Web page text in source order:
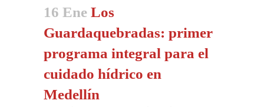
16 Ene Los
Guardaquebradas: primer
programa integral para el
cuidado hídrico en
Medellín